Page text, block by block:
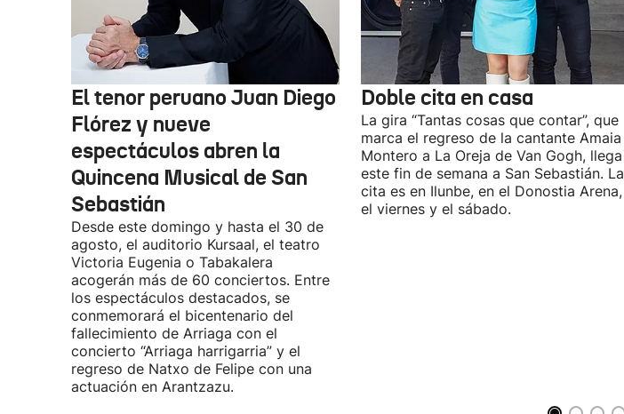
El tenor peruano Juan Diego
Flórez y nueve
espectáculos abren la
Quincena Musical de San
Sebastián
Desde este domingo y hasta el 30 de
agosto, el auditorio Kursaal, el teatro
Victoria Eugenia o Tabakalera
acogerán más de 60 conciertos. Entre
los espectáculos destacados, se
conmemorará el bicentenario del
fallecimiento de Arriaga con el
concierto “Arriaga harrigarria” y el
regreso de Natxo de Felipe con una
actuación en Arantzazu.
Doble cita en casa
La gira “Tantas cosas que contar”, que
marca el regreso de la cantante Amaia
Montero a La Oreja de Van Gogh, llega
este fin de semana a San Sebastián. La
cita es en Ilunbe, en el Donostia Arena,
el viernes y el sábado.